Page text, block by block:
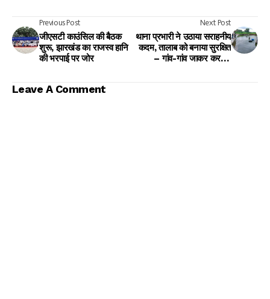
Previous Post
जीएसटी काउंसिल की बैठक
शुरू, झारखंड का राजस्व हानि
की भरपाई पर जोर
Next Post
थाना प्रभारी ने उठाया सराहनीय
कदम, तालाब को बनाया सुरक्षित
– गांव-गांव जाकर कर रहे
Leave A Comment